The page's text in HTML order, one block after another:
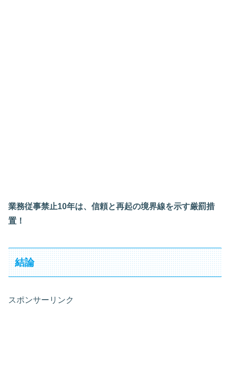
業務従事禁止10年は、信頼と再起の境界線を示す厳罰措
置！
結論
スポンサーリンク